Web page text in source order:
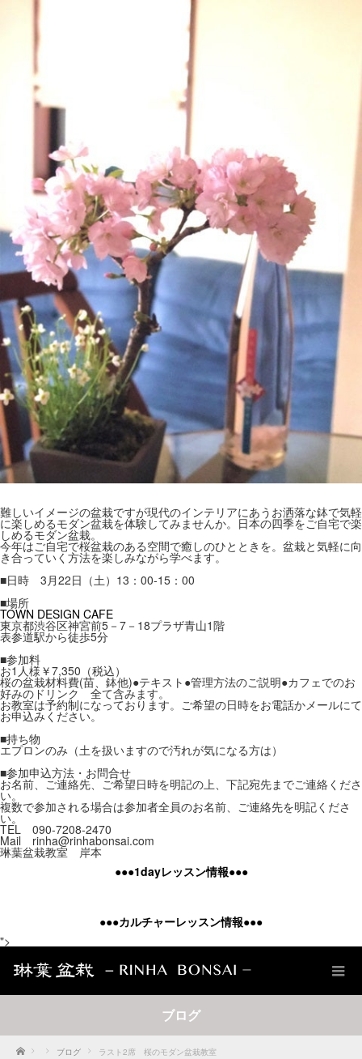
難しいイメージの盆栽ですが現代のインテリアにあうお洒落な鉢で気軽
に楽しめるモダン盆栽を体験してみませんか。日本の四季をご自宅で楽
しめるモダン盆栽。
今年はご自宅で桜盆栽のある空間で癒しのひとときを。盆栽と気軽に向
き合っていく方法を楽しみながら学べます。
■日時 3月22日（土）13：00-15：00
■場所
TOWN DESIGN CAFE
東京都渋谷区神宮前5－7－18プラザ青山1階
表参道駅から徒歩5分
■参加料
お1人様￥7,350（税込）
桜の盆栽材料費(苗、鉢他)●テキスト●管理方法のご説明●カフェでのお
好みのドリンク 全て含みます。
お教室は予約制になっております。ご希望の日時をお電話かメールにて
お申込みください。
■持ち物
エプロンのみ（土を扱いますので汚れが気になる方は）
■参加申込方法・お問合せ
お名前、ご連絡先、ご希望日時を明記の上、下記宛先までご連絡くださ
い。
複数で参加される場合は参加者全員のお名前、ご連絡先を明記くださ
い。
TEL 090-7208-2470
Mail rinha@rinhabonsai.com
琳葉盆栽教室 岸本
●●●1dayレッスン情報●●●
●●●カルチャーレッスン情報●●●
">
ブログ
Home ブログ ラスト2席 桜のモダン盆栽教室